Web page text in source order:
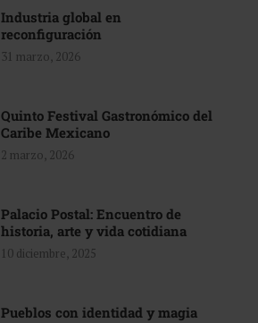
Industria global en
reconfiguración
31 marzo, 2026
Quinto Festival Gastronómico del
Caribe Mexicano
2 marzo, 2026
Palacio Postal: Encuentro de
historia, arte y vida cotidiana
10 diciembre, 2025
Pueblos con identidad y magia